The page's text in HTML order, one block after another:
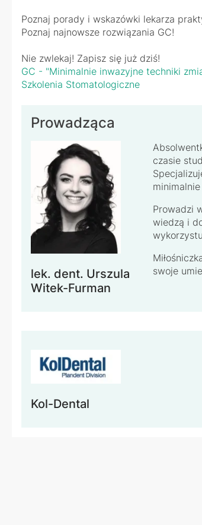
Poznaj porady i wskazówki lekarza
Poznaj najnowsze rozwiązania GC!
Nie zwlekaj! Zapisz się już dziś!
GC - "Minimalnie inwazyjne techniki
Szkolenia Stomatologiczne
Prowadząca
lek. dent. Urszula
Witek-Furman
czasie
Prowadzi
wiedzą i
swoje
Kol-Dental